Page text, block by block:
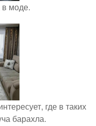
моде.
где в таких
барахла.